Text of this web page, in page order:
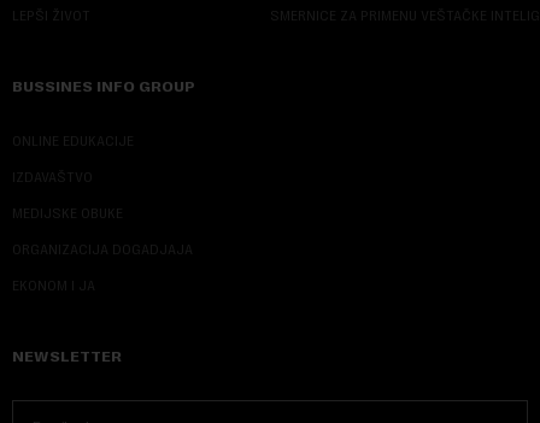
LEPŠI ŽIVOT SMERNICE ZA PRIMENU VEŠTAČKE
BUSSINES INFO GROUP
ONLINE EDUKACIJE
IZDAVAŠTVO
MEDIJSKE OBUKE
ORGANIZACIJA DOGADJAJA
EKONOM I JA
NEWSLETTER